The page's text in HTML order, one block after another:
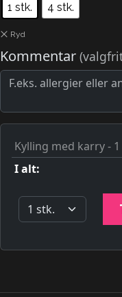
1 stk.
4 stk.
Ryd